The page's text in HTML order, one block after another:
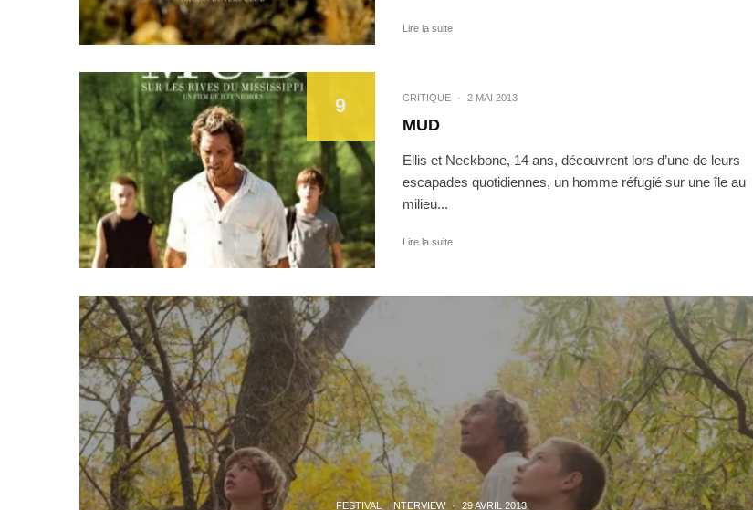
Lire la suite
9 CRITIQUE · 2 MAI 2013
MUD
Ellis et Neckbone, 14 ans, découvrent lors d’une de leurs
escapades quotidiennes, un homme réfugié sur une île au
milieu...
Lire la suite
FESTIVAL INTERVIEW · 29 AVRIL 2013